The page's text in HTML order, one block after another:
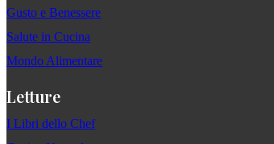
Gusto e Benessere
Salute in Cucina
Mondo Alimentare
Letture
I Libri dello Chef